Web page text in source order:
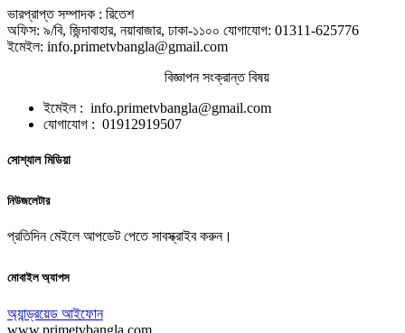
ভারপ্রাপ্ত সম্পাদক : রিতেশ
অফিস: ৯/বি, জিন্দাবাহার, নয়াবাজার, ঢাকা-১১০০ যোগাযোগ: 01311-625776
ইমেইল: info.primetvbangla@gmail.com
বিজ্ঞাপন সংক্রান্ত বিষয়
ইমেইল : info.primetvbangla@gmail.com
যোগাযোগ : 01912919507
সোশ্যাল মিডিয়া
নিউজলেটার
প্রতিদিন মেইলে আপডেট পেতে সাবস্ক্রাইব করুন।
মোবাইল অ্যাপস
অ্যান্ড্রয়েড আইফোন
www.primetvbangla.com